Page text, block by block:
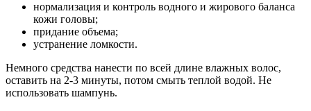
нормализация и контроль водного и жирового баланса
кожи головы;
придание объема;
устранение ломкости.
Немного средства нанести по всей длине влажных волос,
оставить на 2-3 минуты, потом смыть теплой водой. Не
использовать шампунь.